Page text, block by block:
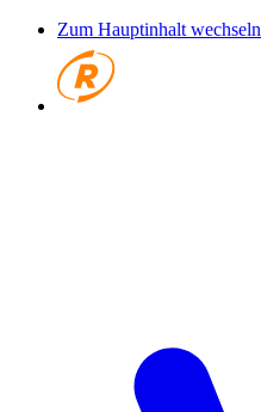
Zum Hauptinhalt wechseln